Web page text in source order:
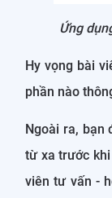
Ứng
Hy vọng bài
phần nào
Ngoài ra, bạn
từ xa trước
viên tư vấn -